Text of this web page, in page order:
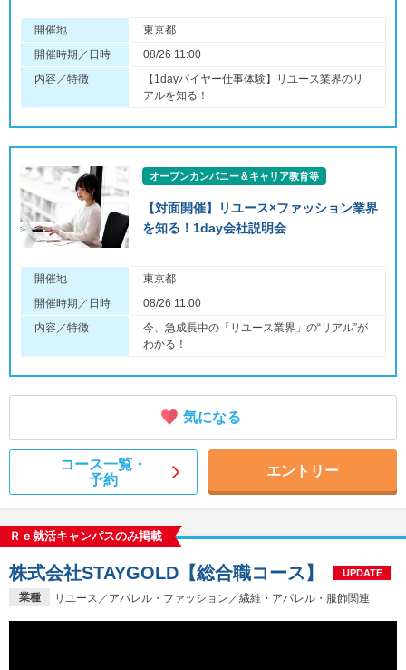
開催地
東京都
開催時期／日時
08/26 11:00
内容／特徴
【1dayバイヤー仕事体験】リユース業界のリ
アルを知る！
オープンカンパニー＆キャリア教育等
【対面開催】リユース×ファッション業界
を知る！1day会社説明会
開催地
東京都
開催時期／日時
08/26 11:00
内容／特徴
今、急成長中の「リユース業界」の“リアル”が
わかる！
気になる
コース一覧・
予約
エントリー
Ｒｅ就活キャンパスのみ掲載
業種 リユース／アパレル・ファッション／繊維・アパレル・服飾関連
株式会社STAYGOLD【総合職コース】 UPDATE